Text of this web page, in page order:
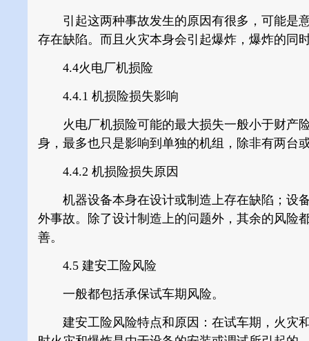
引起这两种事故发生的原因有很多，可能是
存在缺陷。而且火灾本身会引起爆炸，爆炸的同
4.4火电厂机损险
4.4.1 机损险损失影响
火电厂机损险可能的最大损失一般小于财产
身，最多也只是影响到单独的机组，除非有两台
4.4.2 机损险损失原因
机器设备本身在设计或制造上存在缺陷；设
外事故。除了设计制造上的问题外，其余的风险
善。
4.5 建安工险风险
一般都包括承保试车期风险。
建安工险风险特点和原因：在试车期，火灾